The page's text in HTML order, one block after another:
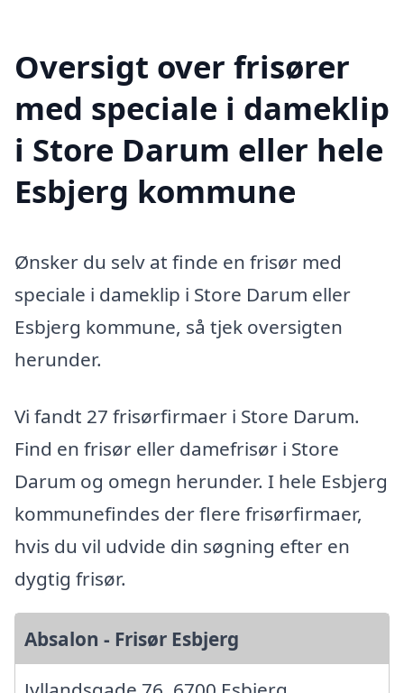
Oversigt over frisører
med speciale i dameklip
i Store Darum eller hele
Esbjerg kommune
Ønsker du selv at finde en frisør med
speciale i dameklip i Store Darum eller
Esbjerg kommune, så tjek oversigten
herunder.
Vi fandt 27 frisørfirmaer i Store Darum.
Find en frisør eller damefrisør i Store
Darum og omegn herunder. I hele Esbjerg
kommunefindes der flere frisørfirmaer,
hvis du vil udvide din søgning efter en
dygtig frisør.
Absalon - Frisør Esbjerg